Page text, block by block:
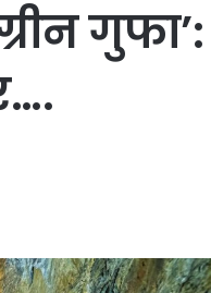
गुफा’: